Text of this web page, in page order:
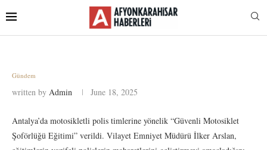
Gündem
written by Admin June 18, 2025
Antalya’da motosikletli polis timlerine yönelik “Güvenli Motosiklet
Şoförlüğü Eğitimi” verildi. Vilayet Emniyet Müdürü İlker Arslan,